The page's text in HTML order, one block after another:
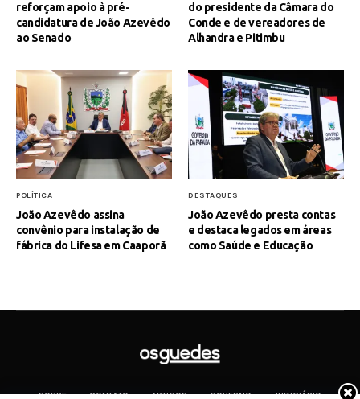
reforçam apoio à pré-
candidatura de João Azevêdo
ao Senado
do presidente da Câmara do
Conde e de vereadores de
Alhandra e Pitimbu
POLÍTICA
João Azevêdo assina
convênio para instalação de
fábrica do Lifesa em Caaporã
DESTAQUES
João Azevêdo presta contas
e destaca legados em áreas
como Saúde e Educação
SOBRE CONTATO ARTIGOS GOVERNO JUDICIÁRIO